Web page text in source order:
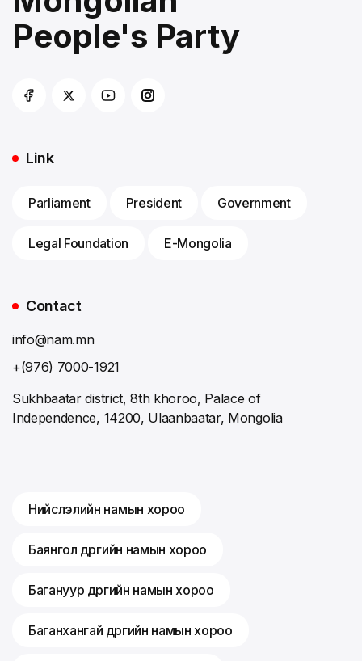
People's Party
Link
Parliament President Government
Legal Foundation E-Mongolia
Contact
info@nam.mn
+(976) 7000-1921
Sukhbaatar district, 8th khoroo, Palace of
Independence, 14200, Ulaanbaatar, Mongolia
Нийслэлийн намын хороо
Баянгол дүүргийн намын хороо
Багануур дүүргийн намын хороо
Баганхангай дүүргийн намын хороо